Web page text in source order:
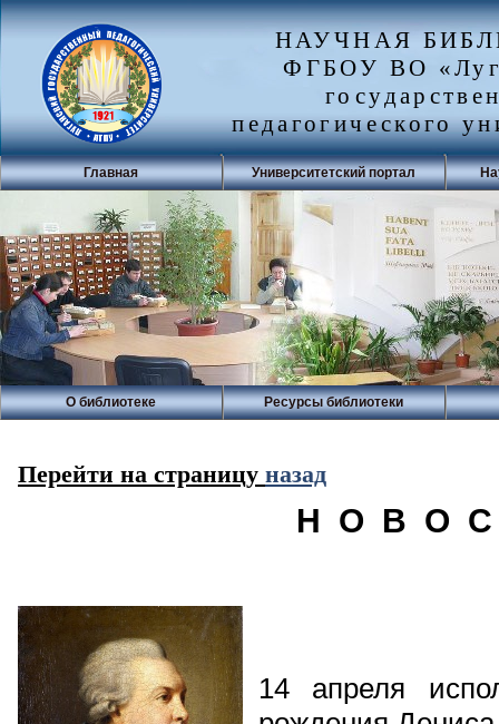
НАУЧНАЯ
ФГБОУ ВО
педагогического
Главная Университетский портал
О библиотеке Ресурсы библиотеки
Перейти на страницу назад
Н О В О
14 апреля